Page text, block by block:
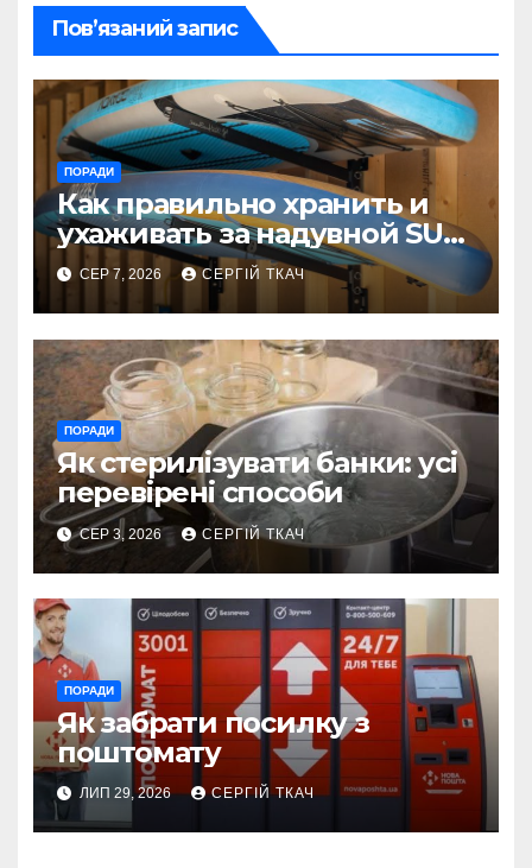
Пов’язаний запис
ПОРАДИ
Как правильно хранить и
ухаживать за надувной SUP-
доской, чтобы она
прослужила годы
СЕР 7, 2026 СЕРГІЙ ТКАЧ
ПОРАДИ
Як стерилізувати банки: усі
перевірені способи
СЕР 3, 2026 СЕРГІЙ ТКАЧ
ПОРАДИ
Як забрати посилку з
поштомату
ЛИП 29, 2026 СЕРГІЙ ТКАЧ